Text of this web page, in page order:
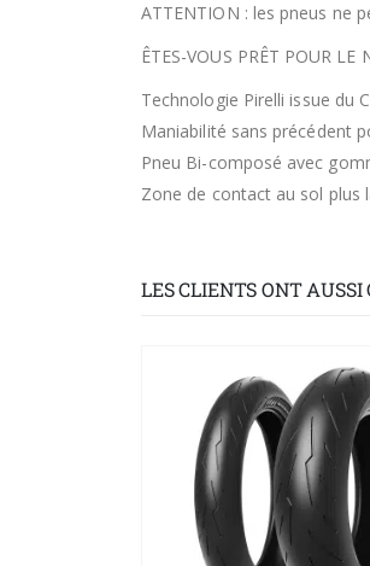
ATTENTION : les pneus ne
ÊTES-VOUS PRÊT POUR LE
Technologie Pirelli issue du
Maniabilité sans précédent
Pneu Bi-composé avec
Zone de contact au sol plus
LES CLIENTS ONT AUSSI